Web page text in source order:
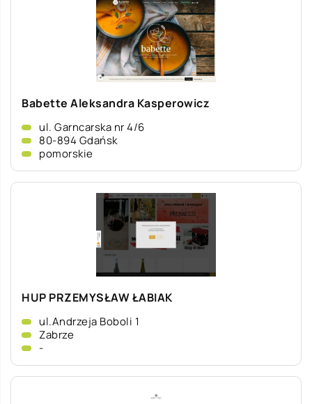
Babette Aleksandra Kasperowicz
ul. Garncarska nr 4/6
80-894 Gdańsk
pomorskie
HUP PRZEMYSŁAW ŁABIAK
ul.Andrzeja Boboli 1
Zabrze
-